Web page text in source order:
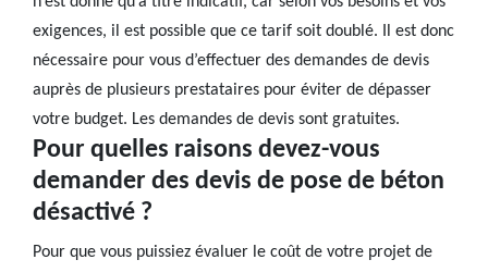
exigences, il est possible que ce tarif soit doublé. Il est donc
nécessaire pour vous d’effectuer des demandes de devis
auprès de plusieurs prestataires pour éviter de dépasser
votre budget. Les demandes de devis sont gratuites.
Pour quelles raisons devez-vous
demander des devis de pose de béton
désactivé ?
Pour que vous puissiez évaluer le coût de votre projet de